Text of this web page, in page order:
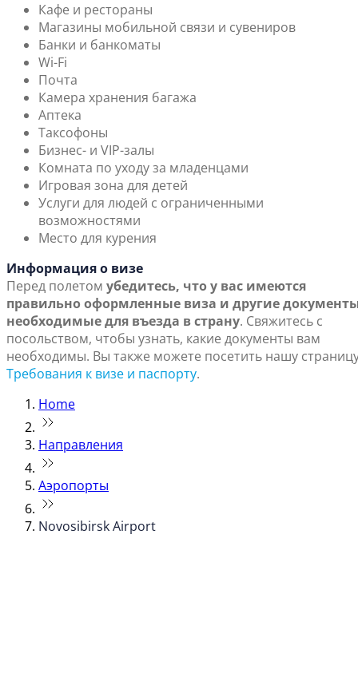
Кафе и рестораны
Магазины мобильной связи и сувениров
Банки и банкоматы
Wi-Fi
Почта
Камера хранения багажа
Аптека
Таксофоны
Бизнес- и VIP-залы
Комната по уходу за младенцами
Игровая зона для детей
Услуги для людей с ограниченными
возможностями
Место для курения
Информация о визе
Перед полетом убедитесь, что у вас имеются
правильно оформленные виза и другие
необходимые для въезда в страну. Свяжитесь с
посольством, чтобы узнать, какие документы вам
необходимы. Вы также можете посетить нашу
Требования к визе и паспорту.
Home
Направления
Аэропорты
Novosibirsk Airport